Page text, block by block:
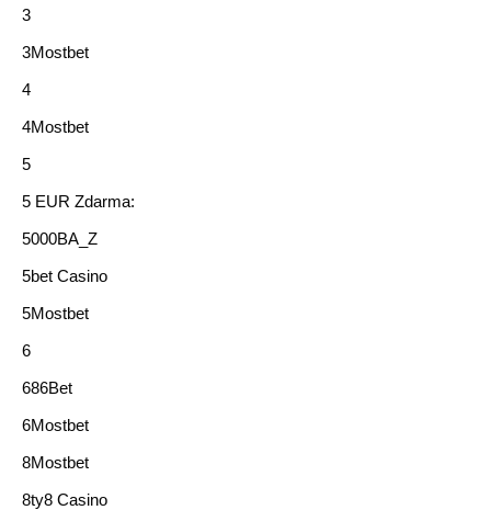
3
3Mostbet
4
4Mostbet
5
5 EUR Zdarma:
5000BA_Z
5bet Casino
5Mostbet
6
686Bet
6Mostbet
8Mostbet
8ty8 Casino